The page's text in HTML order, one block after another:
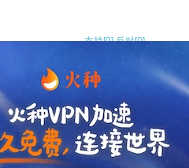
支持[0] 反对[0]
支持[0] 反对